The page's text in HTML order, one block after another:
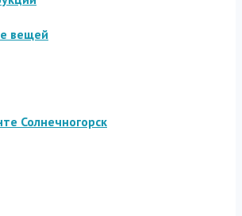
вещей
Солнечногорск